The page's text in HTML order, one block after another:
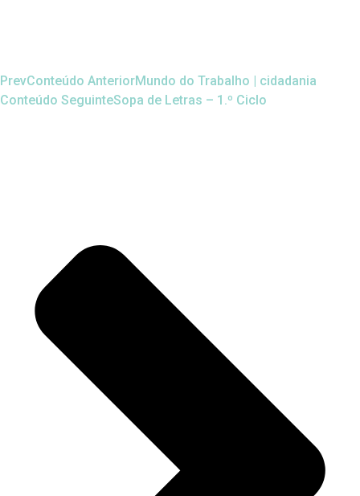
PrevConteúdo AnteriorMundo do Trabalho | cidadania
Conteúdo SeguinteSopa de Letras – 1.º Ciclo